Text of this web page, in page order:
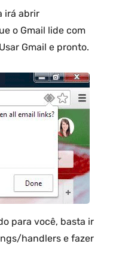
irá abrir
o Gmail lide com
Gmail e pronto.
para você, basta ir
handlers e fazer